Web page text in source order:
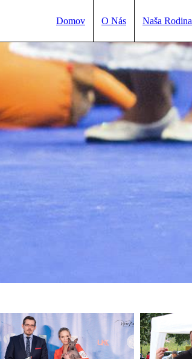
Domov O Nás Naša Rodina